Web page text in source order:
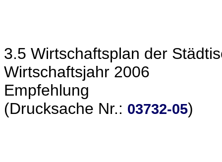
3.5 Wirtschaftsplan der
Wirtschaftsjahr 2006
Empfehlung
(Drucksache Nr.: 03732-05)